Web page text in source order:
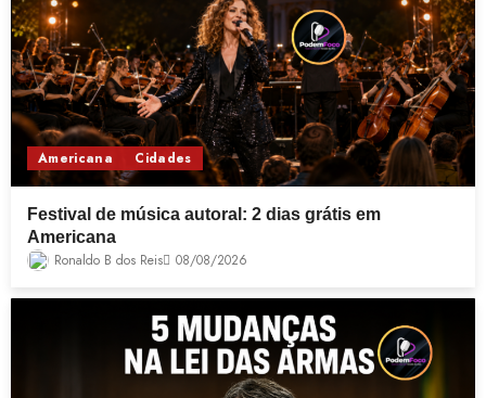
Americana Cidades
Festival de música autoral: 2 dias grátis em
Americana
Ronaldo B dos Reis 08/08/2026